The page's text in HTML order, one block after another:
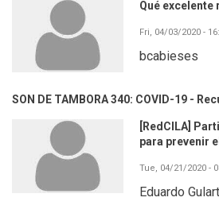
Qué excelente
Fri, 04/03/2020 -
bcabieses
SON DE TAMBORA 340: COVID-19 -
[RedCILA]
para prevenir
Tue, 04/21/2020 -
Eduardo